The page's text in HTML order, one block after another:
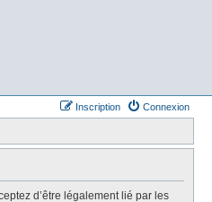
Connexion
Inscription
d’être légalement lié par les